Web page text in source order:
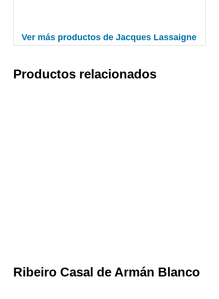
Ver más productos de Jacques Lassaigne
Productos relacionados
Ribeiro Casal de Armán Blanco